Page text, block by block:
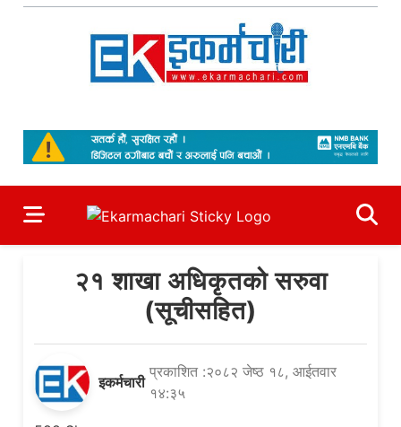
Skip
२१ शाखा अधिकृतको सरुवा
(सूचीसहित)
इकर्मचारी
प्रकाशित :२०८२ जेष्ठ १८, आईतवार
१४:३५